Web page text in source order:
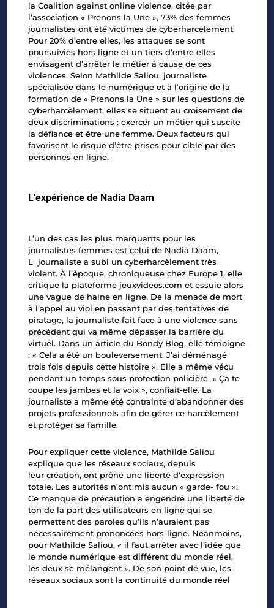
laCoalition against online violence, citée par
l’association « Prenons la Une », 73%des femmes
journalistes ont été victimes de cyberharcèlement.
Pour 20% d’entre elles, lesattaques se sont
poursuivies hors ligne et un tiers d’entre elles
envisagent d’arrêter le métierà cause de ces
violences. Selon Mathilde Saliou, journaliste
spécialisée dans le numériqueet à l’origine de la
formation de « Prenons la Une » sur les questions de
cyberharcèlement,elles se situent au croisement de
deux discriminations : exercer un métier qui suscite
ladéfiance et être une femme. Deux facteurs qui
favorisent le risque d’être prises pour cible par des
personnes en ligne.
L’expérience de Nadia Daam
L’un des cas les plus marquants pour les
journalistes femmes est celui de Nadia Daam,
L journaliste a subi un cyberharcèlement très
violent. À l’époque, chroniqueuse chez Europe 1,elle
critique la plateforme jeuxvideos.com et essuie alors
une vague de haine en ligne. De la menace de mort
à l’appel au viol en passant par des tentatives de
piratage, la journaliste faitface à une violence sans
précédent qui va même dépasser la barrière du
virtuel. Dans unarticle du Bondy Blog, elle témoigne
: « Cela a été un bouleversement. J’ai déménagé
troisfois depuis cette histoire ». Elle a même vécu
pendant un temps sous protection policière. «Ça te
coupe les jambes et la voix », confiait-elle. La
journaliste a même été contrainted’abandonner des
projets professionnels afin de gérer ce harcèlement
et protéger sa famille.
Pour expliquer cette violence, Mathilde Saliou
explique que les réseaux sociaux, depuis
leurcréation, ont prôné une liberté d’expression
totale. Les autorités n’ont mis aucun « garde-fou ».
Ce manque de précaution a engendré une liberté de
ton de la part des utilisateurs en ligne qui se
permettent des paroles qu’ils n’auraient pas
nécessairement prononcées hors-ligne. Néanmoins,
pour Mathilde Saliou, « il faut arrêter avec l’idée que
le monde numériqueest différent du monde réel,
les deux se mélangent ». De son point de vue, les
réseauxsociaux sont la continuité du monde réel